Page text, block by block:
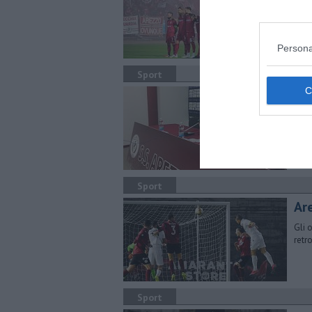
Sport
La
Sport
Gli
Sport